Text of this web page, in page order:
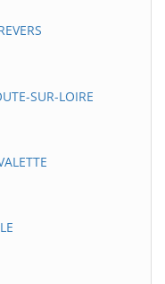
SUR-LOIRE